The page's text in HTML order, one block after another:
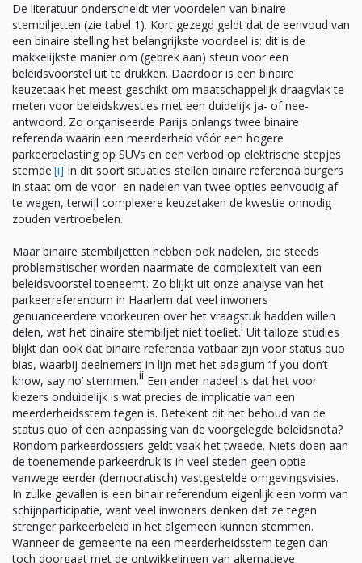
De literatuur onderscheidt vier voordelen van binaire
stembiljetten (zie tabel 1). Kort gezegd geldt dat de eenvoud van
een binaire stelling het belangrijkste voordeel is: dit is de
makkelijkste manier om (gebrek aan) steun voor een
beleidsvoorstel uit te drukken. Daardoor is een binaire
keuzetaak het meest geschikt om maatschappelijk draagvlak te
meten voor beleidskwesties met een duidelijk ja- of nee-
antwoord. Zo organiseerde Parijs onlangs twee binaire
referenda waarin een meerderheid vóór een hogere
parkeerbelasting op SUVs en een verbod op elektrische stepjes
stemde.[i] In dit soort situaties stellen binaire referenda burgers
in staat om de voor- en nadelen van twee opties eenvoudig af
te wegen, terwijl complexere keuzetaken de kwestie onnodig
zouden vertroebelen.
Maar binaire stembiljetten hebben ook nadelen, die steeds
problematischer worden naarmate de complexiteit van een
beleidsvoorstel toeneemt. Zo blijkt uit onze analyse van het
parkeerreferendum in Haarlem dat veel inwoners
genuanceerdere voorkeuren over het vraagstuk hadden willen
delen, wat het binaire stembiljet niet toeliet.i Uit talloze studies
blijkt dan ook dat binaire referenda vatbaar zijn voor status quo
bias, waarbij deelnemers in lijn met het adagium ‘if you don’t
know, say no’ stemmen.ii Een ander nadeel is dat het voor
kiezers onduidelijk is wat precies de implicatie van een
meerderheidsstem tegen is. Betekent dit het behoud van de
status quo of een aanpassing van de voorgelegde beleidsnota?
Rondom parkeerdossiers geldt vaak het tweede. Niets doen aan
de toenemende parkeerdruk is in veel steden geen optie
vanwege eerder (democratisch) vastgestelde omgevingsvisies.
In zulke gevallen is een binair referendum eigenlijk een vorm van
schijnparticipatie, want veel inwoners denken dat ze tegen
strenger parkeerbeleid in het algemeen kunnen stemmen.
Wanneer de gemeente na een meerderheidsstem tegen dan
toch doorgaat met de ontwikkelingen van alternatieve